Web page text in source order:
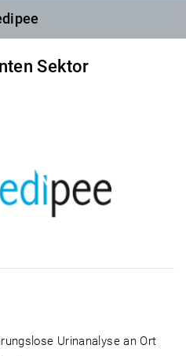
Sektor
Urinanalyse an Ort